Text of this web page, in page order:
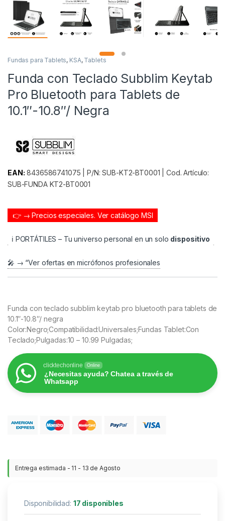
Fundas para Tablets, KSA, Tablets
Funda con Teclado Subblim Keytab
Pro Bluetooth para Tablets de
10.1″-10.8″/ Negra
EAN: 8436586741075 | P/N: SUB-KT2-BT0001 | Cod. Artículo:
SUB-FUNDA KT2-BT0001
👉 → Precios especiales. Ver catálogo MSI
ℹ️ PORTÁTILES – Tu universo personal en un solo dispositivo
🎤 → “Ver ofertas en micrófonos profesionales
Funda con teclado subblim keytab pro bluetooth para tablets de
10.1″-10.8″/ negra
Color:Negro;Compatibilidad:Universales;Fundas Tablet:Con
Teclado;Pulgadas:10 – 10.99 Pulgadas;
clicktechonline Online
¿Necesitas ayuda? Chatea a través de
Whatsapp
Entrega estimada - 11 - 13 de Agosto
Disponibilidad: 17 disponibles